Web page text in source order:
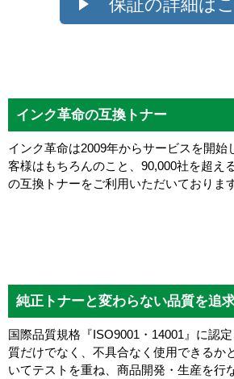
保証の詳細は
インク革命の互換トナー
インク革命は2009年からサービスを開始
客様はもちろんのこと、90,000社を超え
の互換トナーをご利用いただいております
純正トナーと変わらない品質を追
国際品質規格『ISO9001・14001』に認
質だけでなく、不具合なく使用できるか
いてテストを重ね、商品開発・生産を行